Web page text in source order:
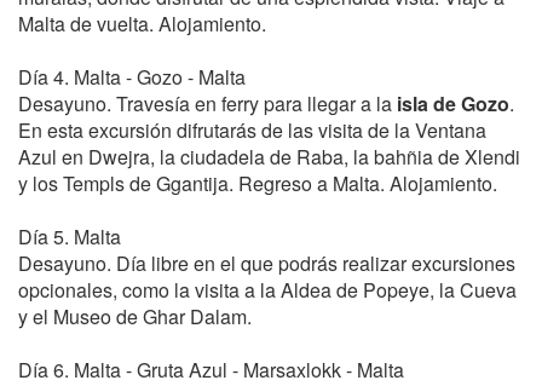
Malta de vuelta. Alojamiento.
Día 4. Malta - Gozo - Malta
Desayuno. Travesía en ferry para llegar a la isla de Gozo.
En esta excursión difrutarás de las visita de la Ventana
Azul en Dwejra, la ciudadela de Raba, la bahñia de Xlendi
y los Templs de Ggantija. Regreso a Malta. Alojamiento.
Día 5. Malta
Desayuno. Día libre en el que podrás realizar excursiones
opcionales, como la visita a la Aldea de Popeye, la Cueva
y el Museo de Ghar Dalam.
Día 6. Malta - Gruta Azul - Marsaxlokk - Malta